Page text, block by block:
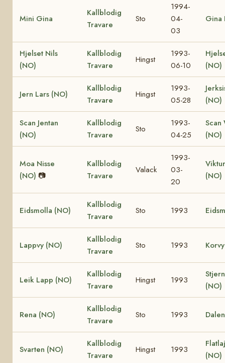
Mini Gina
Kallblodig
Travare
Sto
1994-
04-
03
Gina
Hjelset Nils
(NO)
Kallblodig
Travare
Hingst
1993-
06-10
(NO)
Jern Lars (NO)
Kallblodig
Travare
Hingst
1993-
05-28
(NO)
Scan Jentan
(NO)
Kallblodig
Travare
Sto
1993-
04-25
Scan
(NO)
Moa Nisse
(NO) 📷
Kallblodig
Travare
Valack
1993-
03-
20
(NO)
Eidsmolla (NO)
Kallblodig
Travare
Sto 1993
Lappvy (NO)
Kallblodig
Travare
Sto 1993
Leik Lapp (NO)
Kallblodig
Travare
Hingst 1993
(NO)
Rena (NO)
Kallblodig
Travare
Sto 1993
Svarten (NO)
Kallblodig
Travare
Hingst 1993
(NO)